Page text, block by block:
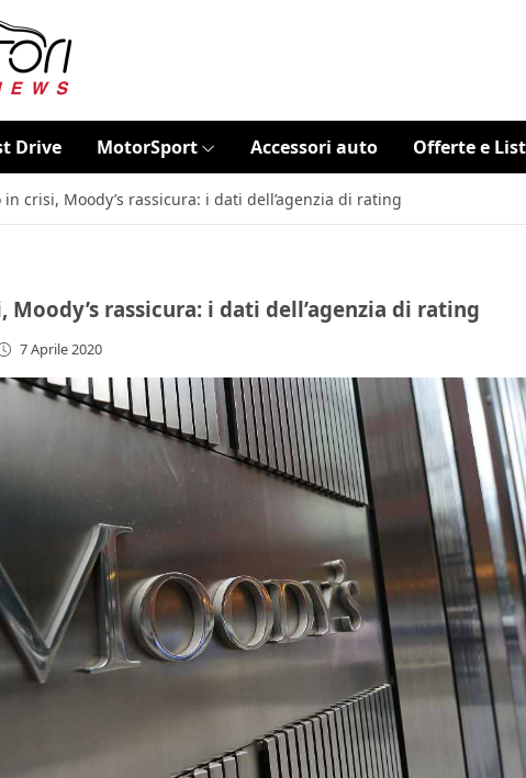
Drive MotorSport Accessori auto Offerte e
in crisi, Moody’s rassicura: i dati dell’agenzia di rating
rassicura: i dati dell’agenzia di rating
7 Aprile 2020